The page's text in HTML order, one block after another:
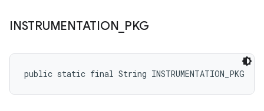
INSTRUMENTATION PKG
public static final String INSTRUMENTATION_PKG